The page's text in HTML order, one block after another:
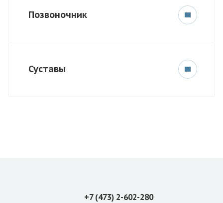
Позвоночник
Суставы
+7 (473) 2-602-280